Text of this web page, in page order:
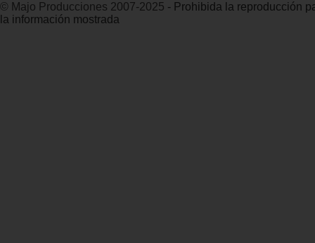
© Majo Producciones 2007-2025 - Prohibida la reproducción
la información mostrada